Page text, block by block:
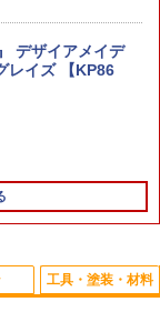
デザイアメイデ
レイズ 【KP86
Strap Acce
3％クーポン】
白柄 18333
工具・塗装・材料